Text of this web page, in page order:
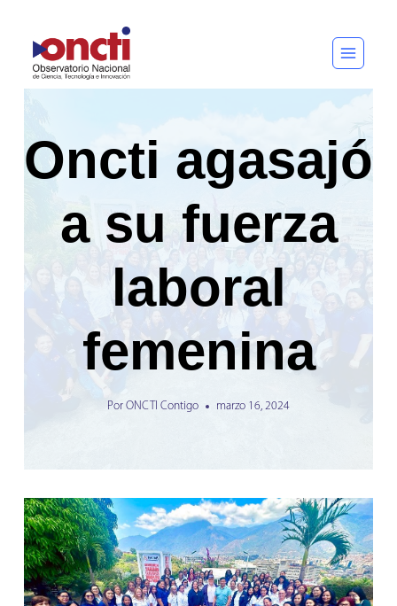
al
contenido
Oncti agasajó
a su fuerza
laboral
femenina
Por ONCTI Contigo marzo 16, 2024